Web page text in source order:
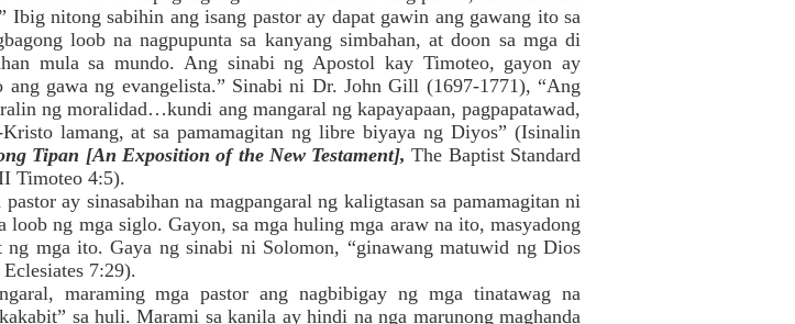
nitong sabihin ang isang pastor ay dapat gawin ang gawang ito sa
loob na nagpupunta sa kanyang simbahan, at doon sa mga di
mula sa mundo. Ang sinabi ng Apostol kay Timoteo, gayon ay
ang gawa ng evangelista.” Sinabi ni Dr. John Gill (1697-1771), “Ang
ng moralidad…kundi ang mangaral ng kapayapaan, pagpapatawad,
lamang, at sa pamamagitan ng libre biyaya ng Diyos” (Isinalin
Tipan [An Exposition of the New Testament], The Baptist Standard
Timoteo 4:5).
ay sinasabihan na magpangaral ng kaligtasan sa pamamagitan ni
ng mga siglo. Gayon, sa mga huling mga araw na ito, masyadong
mga ito. Gaya ng sinabi ni Solomon, “ginawang matuwid ng Dios
7:29).
maraming mga pastor ang nagbibigay ng mga tinatawag na
sa huli. Marami sa kanila ay hindi na nga marunong maghanda